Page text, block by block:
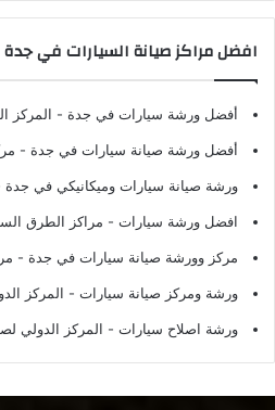
افضل مراكز صيانة السيارات في جدة
أفضل ورشة سيارات في جدة - المركز
أفضل ورشة صيانة سيارات في جدة -
ورشة صيانة سيارات وميكانيكي في جدة
افضل ورشة سيارات - مراكز الطرق
مركز وورشة صيانة سيارات في جدة -
ورشة ومركز صيانة سيارات - المركز
ورشة اصلاح سيارات - المركز الدولي